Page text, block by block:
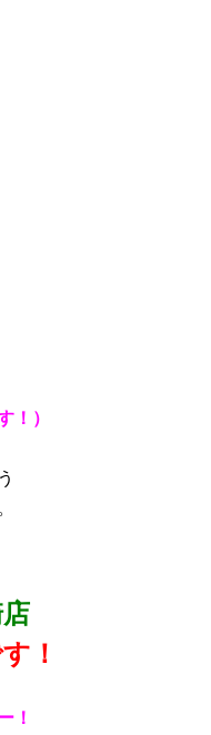
！）
！
！